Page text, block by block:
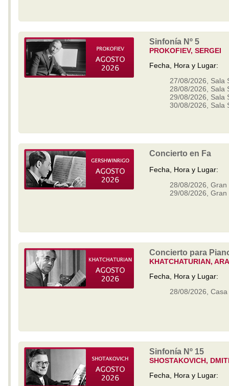
Sinfonía Nº 5
PROKOFIEV, SERGEI
Fecha, Hora y Lugar:
27/08/2026, Sala
28/08/2026, Sala
29/08/2026, Sala
30/08/2026, Sala
Concierto en Fa
Fecha, Hora y Lugar:
28/08/2026, Gran
29/08/2026, Gran
Concierto para
KHATCHATURIAN,
Fecha, Hora y Lugar:
28/08/2026, Casa
Sinfonía Nº 15
SHOSTAKOVICH,
Fecha, Hora y Lugar: